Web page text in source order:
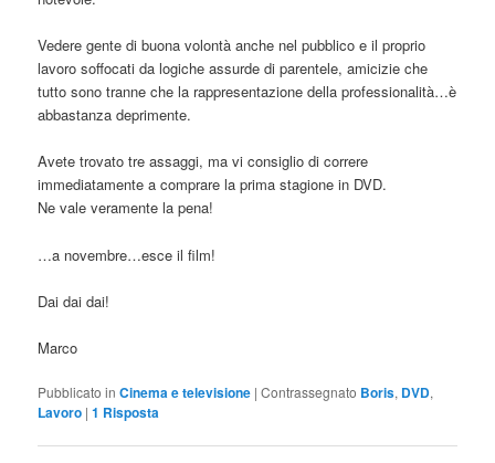
Vedere gente di buona volontà anche nel pubblico e il proprio
lavoro soffocati da logiche assurde di parentele, amicizie che
tutto sono tranne che la rappresentazione della professionalità…è
abbastanza deprimente.
Avete trovato tre assaggi, ma vi consiglio di correre
immediatamente a comprare la prima stagione in DVD.
Ne vale veramente la pena!
…a novembre…esce il film!
Dai dai dai!
Marco
Pubblicato in Cinema e televisione |Contrassegnato Boris, DVD,
Lavoro |1 Risposta